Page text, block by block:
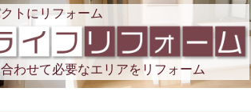
トにリフォーム
わせて必要なエリアをリフォーム